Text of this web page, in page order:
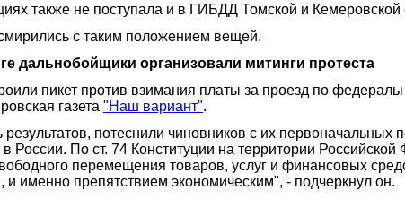
также не поступала и в ГИБДД Томской и Кемеровской
с таким положением вещей.
дальнобойщики организовали митинги протеста
пикет против взимания платы за проезд по
газета "Наш вариант".
потеснили чиновников с их
России. По ст. 74 Конституции на территории
перемещения товаров, услуг и финансовых
именно препятствием экономическим", - подчеркнул он.